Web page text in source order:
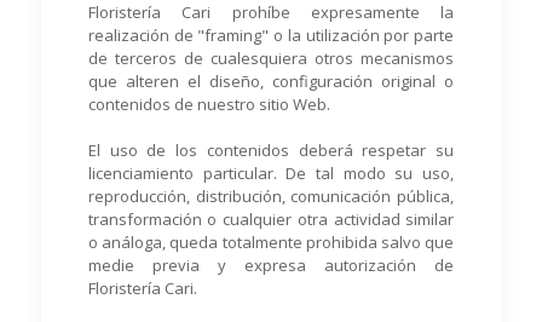
Floristería Cari prohíbe expresamente la
realización de "framing" o la utilización por parte
de terceros de cualesquiera otros mecanismos
que alteren el diseño, configuración original o
contenidos de nuestro sitio Web.
El uso de los contenidos deberá respetar su
licenciamiento particular. De tal modo su uso,
reproducción, distribución, comunicación pública,
transformación o cualquier otra actividad similar
o análoga, queda totalmente prohibida salvo que
medie previa y expresa autorización de
Floristería Cari.